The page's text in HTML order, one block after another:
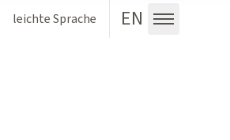
leichte Sprache EN
Menü